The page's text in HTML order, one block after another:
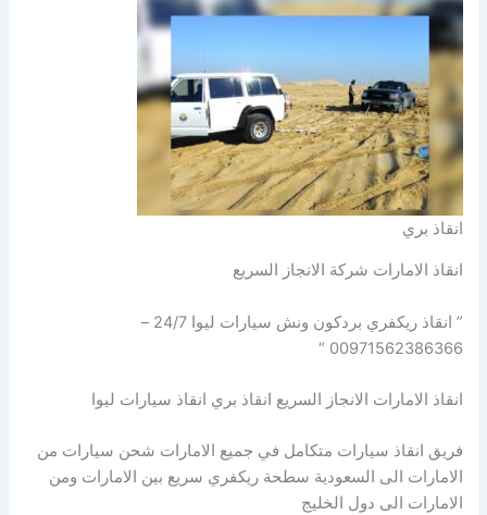
انقاذ بري
انقاذ الامارات شركة الانجاز السريع
” انقاذ ريكفري بردكون ونش سيارات ليوا 24/7 –
00971562386366 “
انقاذ الامارات الانجاز السريع انقاذ بري انقاذ سيارات ليوا
فريق انقاذ سيارات متكامل في جميع الامارات شحن سيارات من
الامارات الى السعودية سطحة ريكفري سريع بين الامارات ومن
الامارات الى دول الخليج